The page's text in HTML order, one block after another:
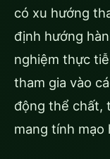
có xu hướng
định hướng
nghiệm thực
tham gia vào
động thể chất,
mang tính mạo